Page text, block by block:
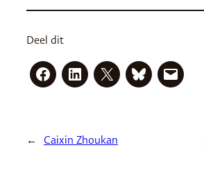
Deel dit
← Caixin Zhoukan